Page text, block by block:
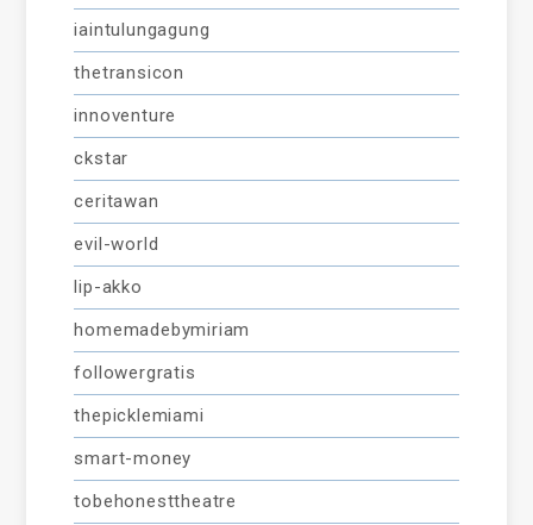
iaintulungagung
thetransicon
innoventure
ckstar
ceritawan
evil-world
lip-akko
homemadebymiriam
followergratis
thepicklemiami
smart-money
tobehonesttheatre